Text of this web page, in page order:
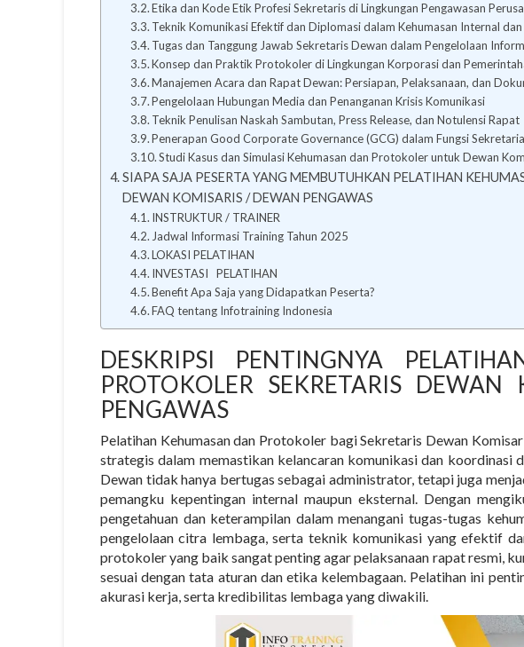
Etika dan Kode Etik Profesi Sekretaris di Lingkungan Pengawasan
Teknik Komunikasi Efektif dan Diplomasi dalam Kehumasan Internal
Tugas dan Tanggung Jawab Sekretaris Dewan dalam Pengelolaan
Konsep dan Praktik Protokoler di Lingkungan Korporasi dan
Manajemen Acara dan Rapat Dewan: Persiapan, Pelaksanaan, dan
Pengelolaan Hubungan Media dan Penanganan Krisis Komunikasi
Teknik Penulisan Naskah Sambutan, Press Release, dan Notulensi Rapat
Penerapan Good Corporate Governance (GCG) dalam Fungsi
Studi Kasus dan Simulasi Kehumasan dan Protokoler untuk Dewan
SIAPA SAJA PESERTA YANG MEMBUTUHKAN PELATIHAN
DEWAN KOMISARIS / DEWAN PENGAWAS
INSTRUKTUR / TRAINER
Jadwal Informasi Training Tahun 2025
LOKASI PELATIHAN
INVESTASI PELATIHAN
Benefit Apa Saja yang Didapatkan Peserta?
FAQ tentang Infotraining Indonesia
DESKRIPSI PENTINGNYA
PROTOKOLER SEKRETARIS
PENGAWAS
Pelatihan Kehumasan dan Protokoler bagi Sekretaris Dewan
strategis dalam memastikan kelancaran komunikasi dan koordinasi
Dewan tidak hanya bertugas sebagai administrator, tetapi juga
pemangku kepentingan internal maupun eksternal. Dengan
pengetahuan dan keterampilan dalam menangani tugas-tugas
pengelolaan citra lembaga, serta teknik komunikasi yang efektif
protokoler yang baik sangat penting agar pelaksanaan rapat resmi,
sesuai dengan tata aturan dan etika kelembagaan. Pelatihan ini
akurasi kerja, serta kredibilitas lembaga yang diwakili.